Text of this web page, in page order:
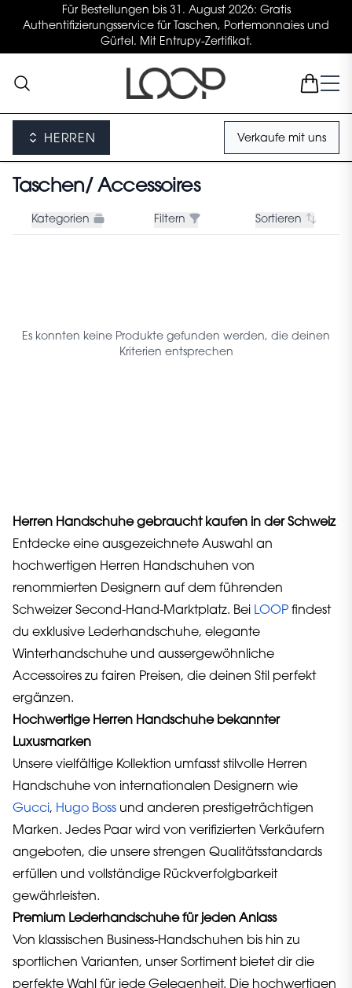
Für Bestellungen bis 31. August 2026: Gratis
Authentifizierungsservice für Taschen, Portemonnaies und
Gürtel. Mit Entrupy-Zertifikat.
HERREN Verkaufe mit uns
Taschen/ Accessoires
Kategorien Filtern Sortieren
Es konnten keine Produkte gefunden werden, die deinen
Kriterien entsprechen
Herren Handschuhe gebraucht kaufen in der Schweiz
Entdecke eine ausgezeichnete Auswahl an
hochwertigen Herren Handschuhen von
renommierten Designern auf dem führenden
Schweizer Second-Hand-Marktplatz. Bei LOOP findest
du exklusive Lederhandschuhe, elegante
Winterhandschuhe und aussergewöhnliche
Accessoires zu fairen Preisen, die deinen Stil perfekt
ergänzen.
Hochwertige Herren Handschuhe bekannter
Luxusmarken
Unsere vielfältige Kollektion umfasst stilvolle Herren
Handschuhe von internationalen Designern wie
Gucci, Hugo Boss und anderen prestigeträchtigen
Marken. Jedes Paar wird von verifizierten Verkäufern
angeboten, die unsere strengen Qualitätsstandards
erfüllen und vollständige Rückverfolgbarkeit
gewährleisten.
Premium Lederhandschuhe für jeden Anlass
Von klassischen Business-Handschuhen bis hin zu
sportlichen Varianten, unser Sortiment bietet dir die
perfekte Wahl für jede Gelegenheit. Die hochwertigen